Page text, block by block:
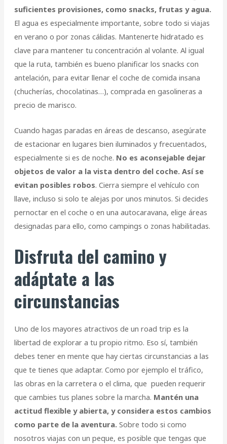
suficientes provisiones, como snacks, frutas y agua.
El agua es especialmente importante, sobre todo si viajas
en verano o por zonas cálidas. Mantenerte hidratado es
clave para mantener tu concentración al volante. Al igual
que la ruta, también es bueno planificar los snacks con
antelación, para evitar llenar el coche de comida insana
(chucherías, chocolatinas…), comprada en gasolineras a
precio de marisco.
Cuando hagas paradas en áreas de descanso, asegúrate
de estacionar en lugares bien iluminados y frecuentados,
especialmente si es de noche. No es aconsejable dejar
objetos de valor a la vista dentro del coche. Así se
evitan posibles robos. Cierra siempre el vehículo con
llave, incluso si solo te alejas por unos minutos. Si decides
pernoctar en el coche o en una autocaravana, elige áreas
designadas para ello, como campings o zonas habilitadas.
Disfruta del camino y
adáptate a las
circunstancias
Uno de los mayores atractivos de un road trip es la
libertad de explorar a tu propio ritmo. Eso sí, también
debes tener en mente que hay ciertas circunstancias a las
que te tienes que adaptar. Como por ejemplo el tráfico,
las obras en la carretera o el clima, que pueden requerir
que cambies tus planes sobre la marcha. Mantén una
actitud flexible y abierta, y considera estos cambios
como parte de la aventura. Sobre todo si como
nosotros viajas con un peque, es posible que tengas que